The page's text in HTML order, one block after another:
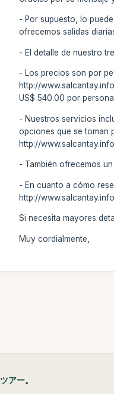
- Por supuesto, lo
ofrecemos salidas
- El detalle de nuestro
- Los precios son por
http://
US$ 540.00 por
- Nuestros servicios
opciones que se toman
http://
- También ofrecemos
- En cuanto a cómo
http://
Si necesita mayores
Muy cordialmente,
ツアー。